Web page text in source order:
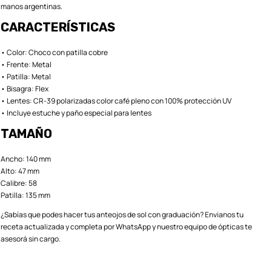
manos argentinas.
CARACTERÍSTICAS
• Color: Choco con patilla cobre
• Frente: Metal
• Patilla: Metal
• Bisagra: Flex
• Lentes: CR-39 polarizadas color café pleno con 100% protección UV
• Incluye estuche y paño especial para lentes
TAMAÑO
Ancho: 140 mm
Alto: 47 mm
Calibre: 58
Patilla: 135 mm
¿Sabías que podes hacer tus anteojos de sol con graduación? Envianos tu
receta actualizada y completa por WhatsApp y nuestro equipo de ópticas te
asesorá sin cargo.